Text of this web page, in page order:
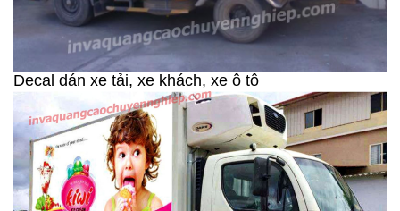
Decal dán xe tải, xe khách, xe ô tô